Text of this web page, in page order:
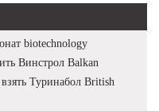
biotechnology
Винстрол Balkan
Туринабол British